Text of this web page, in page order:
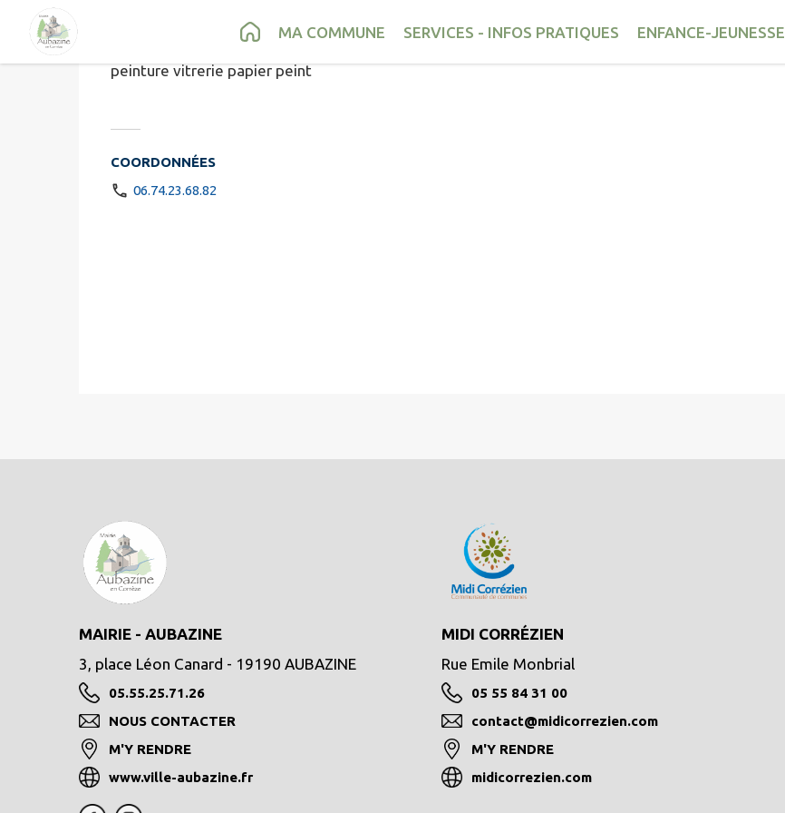
Contenu Recherche Pied de page
MA COMMUNE SERVICES - INFOS PRATIQUES ENFANCE-JEUNESSE
Bonnet Frédéric
peinture vitrerie papier peint
COORDONNÉES
06.74.23.68.82
MAIRIE - AUBAZINE
3, place Léon Canard - 19190 AUBAZINE
05.55.25.71.26
NOUS CONTACTER
M'Y RENDRE
www.ville-aubazine.fr
MIDI CORRÉZIEN
Rue Emile Monbrial
05 55 84 31 00
contact@midicorrezien.com
M'Y RENDRE
midicorrezien.com